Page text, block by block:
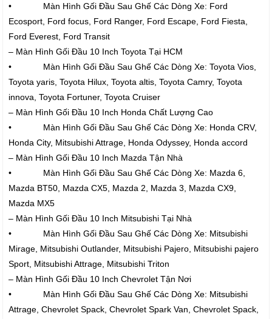
• Màn Hình Gối Đầu Sau Ghế Các Dòng Xe: Ford
Ecosport, Ford focus, Ford Ranger, Ford Escape, Ford Fiesta,
Ford Everest, Ford Transit
– Màn Hình Gối Đầu 10 Inch Toyota Tại HCM
• Màn Hình Gối Đầu Sau Ghế Các Dòng Xe: Toyota Vios,
Toyota yaris, Toyota Hilux, Toyota altis, Toyota Camry, Toyota
innova, Toyota Fortuner, Toyota Cruiser
– Màn Hình Gối Đầu 10 Inch Honda Chất Lượng Cao
• Màn Hình Gối Đầu Sau Ghế Các Dòng Xe: Honda CRV,
Honda City, Mitsubishi Attrage, Honda Odyssey, Honda accord
– Màn Hình Gối Đầu 10 Inch Mazda Tận Nhà
• Màn Hình Gối Đầu Sau Ghế Các Dòng Xe: Mazda 6,
Mazda BT50, Mazda CX5, Mazda 2, Mazda 3, Mazda CX9,
Mazda MX5
– Màn Hình Gối Đầu 10 Inch Mitsubishi Tại Nhà
• Màn Hình Gối Đầu Sau Ghế Các Dòng Xe: Mitsubishi
Mirage, Mitsubishi Outlander, Mitsubishi Pajero, Mitsubishi pajero
Sport, Mitsubishi Attrage, Mitsubishi Triton
– Màn Hình Gối Đầu 10 Inch Chevrolet Tận Nơi
• Màn Hình Gối Đầu Sau Ghế Các Dòng Xe: Mitsubishi
Attrage, Chevrolet Spack, Chevrolet Spark Van, Chevrolet Spack,